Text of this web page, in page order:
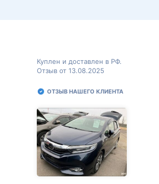
Куплен и доставлен в РФ.
Отзыв от 13.08.2025
ОТЗЫВ НАШЕГО КЛИЕНТА